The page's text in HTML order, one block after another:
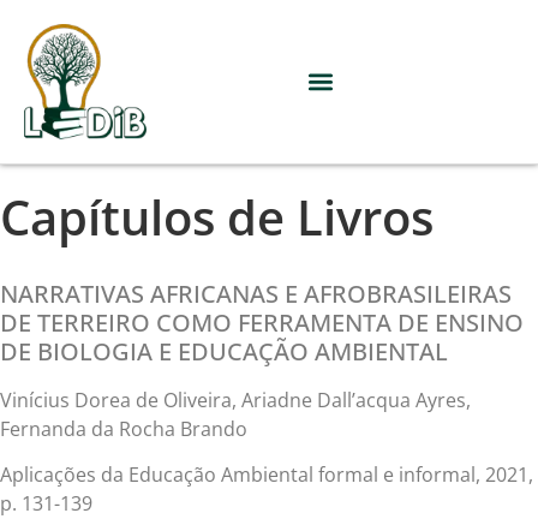
Capítulos de Livros
NARRATIVAS AFRICANAS E AFROBRASILEIRAS
DE TERREIRO COMO FERRAMENTA DE ENSINO
DE BIOLOGIA E EDUCAÇÃO AMBIENTAL
Vinícius Dorea de Oliveira, Ariadne Dall’acqua Ayres,
Fernanda da Rocha Brando
Aplicações da Educação Ambiental formal e informal, 2021,
p. 131-139